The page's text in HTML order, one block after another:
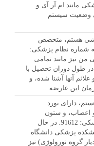
مانند ام آر آی و
وضعیت سیستم
هستم، متخصص
شماره نظام پزشکی:
من نیز مانند تمامی
طول دوران تحصیل با
آنها آشنا شده، و
این عارضه…
دارای بورد
اعصاب، و ستون
فقرات به شماره نظام پزشکی: 91612. در حال
پزشکی دانشگاه
گروه نورولوژی) نیز